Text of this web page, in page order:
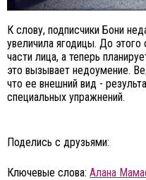
К слову, подписчики Бони
увеличила ягодицы. До
части лица, а теперь
это вызывает недоумение.
что ее внешний вид -
специальных упражнений.
Поделись с друзьями:
Ключевые слова: Алана